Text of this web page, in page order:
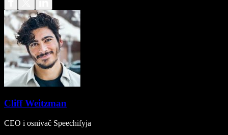
Cliff Weitzman
CEO i osnivač Speechifyja